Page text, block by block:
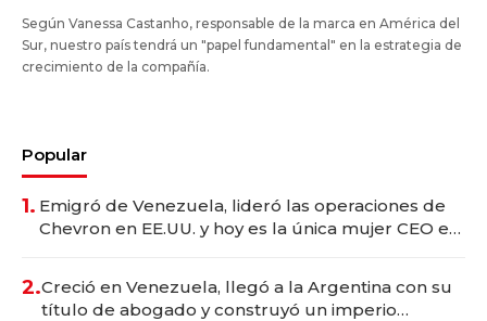
Según Vanessa Castanho, responsable de la marca en América del
Sur, nuestro país tendrá un "papel fundamental" en la estrategia de
crecimiento de la compañía.
Popular
1. Emigró de Venezuela, lideró las operaciones de
Chevron en EE.UU. y hoy es la única mujer CEO en
2.Creció en Venezuela, llegó a la Argentina con su
título de abogado y construyó un imperio